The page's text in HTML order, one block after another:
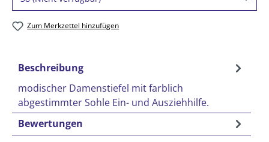
Zum Merkzettel hinzufügen
Beschreibung
modischer Damenstiefel mit farblich
abgestimmter Sohle Ein- und Ausziehhilfe.
Bewertungen